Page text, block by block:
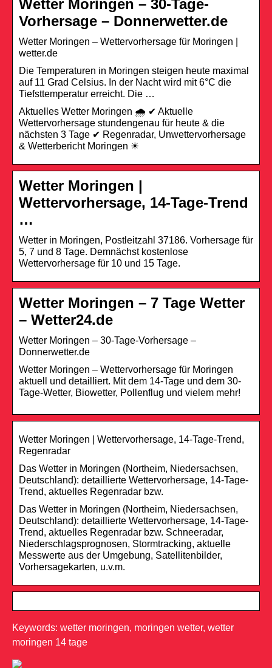
Wetter Moringen – 30-Tage-
Vorhersage – Donnerwetter.de
Wetter Moringen – Wettervorhersage für Moringen |
wetter.de
Die Temperaturen in Moringen steigen heute maximal
auf 11 Grad Celsius. In der Nacht wird mit 6°C die
Tiefsttemperatur erreicht. Die …
Aktuelles Wetter Moringen 🌧️ ✔ Aktuelle
Wettervorhersage stundengenau für heute & die
nächsten 3 Tage ✔ Regenradar, Unwettervorhersage
& Wetterbericht Moringen ☀
Wetter Moringen |
Wettervorhersage, 14-Tage-Trend
…
Wetter in Moringen, Postleitzahl 37186. Vorhersage für
5, 7 und 8 Tage. Demnächst kostenlose
Wettervorhersage für 10 und 15 Tage.
Wetter Moringen – 7 Tage Wetter
– Wetter24.de
Wetter Moringen – 30-Tage-Vorhersage –
Donnerwetter.de
Wetter Moringen – Wettervorhersage für Moringen
aktuell und detailliert. Mit dem 14-Tage und dem 30-
Tage-Wetter, Biowetter, Pollenflug und vielem mehr!
Wetter Moringen | Wettervorhersage, 14-Tage-Trend,
Regenradar
Das Wetter in Moringen (Northeim, Niedersachsen,
Deutschland): detaillierte Wettervorhersage, 14-Tage-
Trend, aktuelles Regenradar bzw.
Das Wetter in Moringen (Northeim, Niedersachsen,
Deutschland): detaillierte Wettervorhersage, 14-Tage-
Trend, aktuelles Regenradar bzw. Schneeradar,
Niederschlagsprognosen, Stormtracking, aktuelle
Messwerte aus der Umgebung, Satellitenbilder,
Vorhersagekarten, u.v.m.
Keywords: wetter moringen, moringen wetter, wetter
moringen 14 tage